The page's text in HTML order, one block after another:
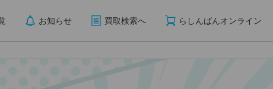
お知らせ 買取検索へ らしんばんオンライン